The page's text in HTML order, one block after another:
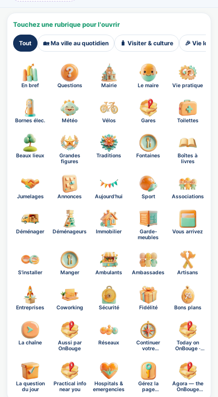
Touchez une rubrique pour l'ouvrir
Tout 🏡 Ma ville au quotidien 🧳 Visiter & culture 🎉 Vie
En bref Questions Mairie Le maire Vie pratique
Bornes élec. Météo Vélos Gares Toilettes
Beaux lieux
Grandes
figures
Traditions Fontaines
Boîtes à
livres
Jumelages Annonces Aujourd'hui Sport Associations
Déménager Déménageurs Immobilier
Garde-
meubles
Vous arrivez
S'installer Manger Ambulants Ambassades Artisans
Entreprises Coworking Sécurité Fidélité Bons plans
La chaîne
Aussi par
OnBouge
Réseaux
Continuer
votre
Today on
OnBouge ·
La question
du jour
Practical info
near you
Hospitals &
emergencies
Gérez la
page
Ágora — the
OnBouge